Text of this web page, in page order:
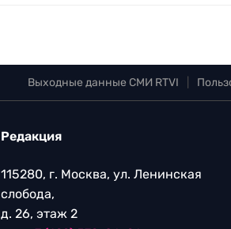
Выходные данные СМИ RTVI
Редакция
115280, г. Москва, ул. Ленинская
слобода,
д. 26, этаж 2